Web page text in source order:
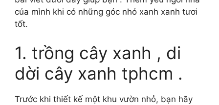
của mình khi có những góc nhỏ xanh xanh tươi
tốt.
1. trồng cây xanh , di
dời cây xanh tphcm .
Trước khi thiết kế một khu vườn nhỏ, bạn hãy